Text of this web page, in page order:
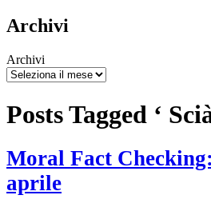
Archivi
Archivi
Posts Tagged ‘
Moral Fact
aprile